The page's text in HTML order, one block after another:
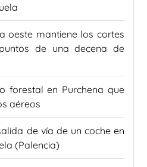
oeste mantiene los cortes
de una decena de
forestal en Purchena que
aéreos
de vía de un coche en
(Palencia)